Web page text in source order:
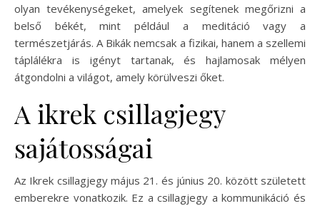
olyan tevékenységeket, amelyek segítenek megőrizni a
belső békét, mint például a meditáció vagy a
természetjárás. A Bikák nemcsak a fizikai, hanem a szellemi
táplálékra is igényt tartanak, és hajlamosak mélyen
átgondolni a világot, amely körülveszi őket.
A ikrek csillagjegy
sajátosságai
Az Ikrek csillagjegy május 21. és június 20. között született
emberekre vonatkozik. Ez a csillagjegy a kommunikáció és